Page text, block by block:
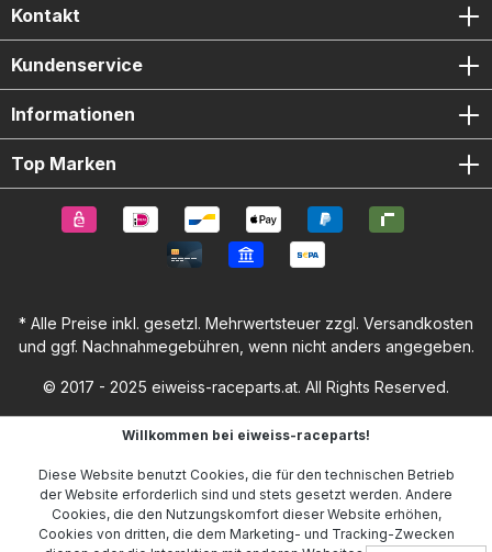
Kontakt
Kundenservice
Informationen
Top Marken
* Alle Preise inkl. gesetzl. Mehrwertsteuer zzgl. Versandkosten
und ggf. Nachnahmegebühren, wenn nicht anders angegeben.
© 2017 - 2025 eiweiss-raceparts.at. All Rights Reserved.
Willkommen bei eiweiss-raceparts!
Diese Website benutzt Cookies, die für den technischen Betrieb
der Website erforderlich sind und stets gesetzt werden. Andere
Cookies, die den Nutzungskomfort dieser Website erhöhen,
Cookies von dritten, die dem Marketing- und Tracking-Zwecken